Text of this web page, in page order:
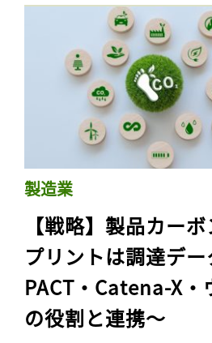
製造業
【戦略】製品カー
プリントは調達デ
PACT・Catena-X・
の役割と連携〜